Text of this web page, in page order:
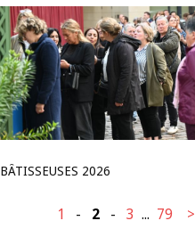
BÂTISSEUSES 2026
1 - 2 - 3 ... 79 >